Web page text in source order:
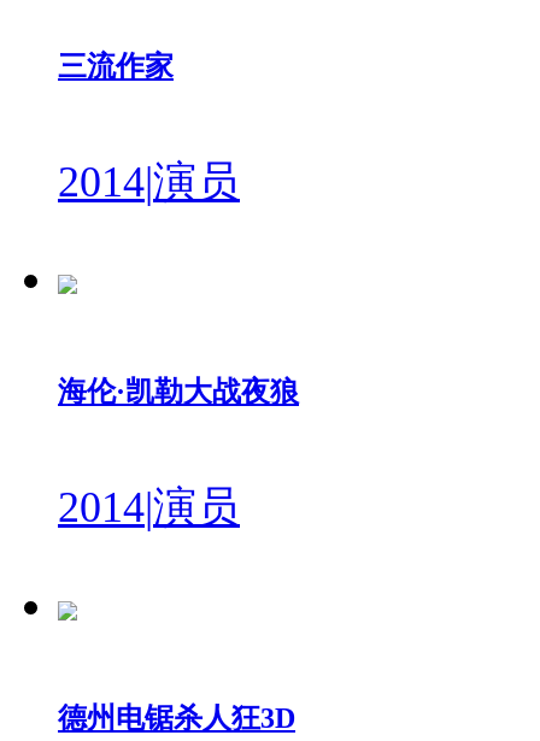
三流作家
2014|演员
海伦·凯勒大战夜狼
2014|演员
德州电锯杀人狂3D